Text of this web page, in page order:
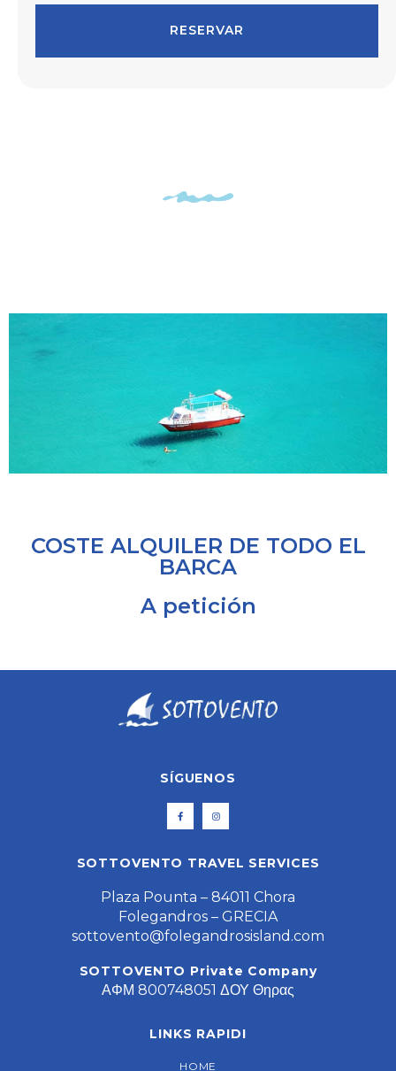
RESERVAR
COSTE ALQUILER DE TODO EL
BARCA
A petición
SÍGUENOS
SOTTOVENTO TRAVEL SERVICES
Plaza Pounta – 84011 Chora
Folegandros – GRECIA
sottovento@folegandrosisland.com
SOTTOVENTO Private Company
ΑΦΜ 800748051 ΔΟΥ Θηρας
LINKS RAPIDI
HOME